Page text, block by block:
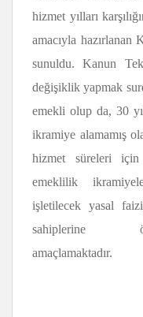
hizmet yılları
amacıyla hazırlanan
sunuldu. Kanun
değişiklik yapmak
emekli olup da, 30
ikramiye alamamış
hizmet süreleri için
emeklilik
işletilecek yasal
sahiplerine
amaçlamaktadır.